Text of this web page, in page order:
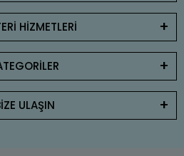
HİZMETLERİ
ULAŞIN